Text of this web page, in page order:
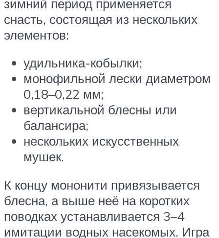
зимний период применяется
снасть, состоящая из нескольких
элементов:
удильника-кобылки;
монофильной лески диаметром
0,18–0,22 мм;
вертикальной блесны или
балансира;
нескольких искусственных
мушек.
К концу мононити привязывается
блесна, а выше неё на коротких
поводках устанавливается 3–4
имитации водных насекомых. Игра